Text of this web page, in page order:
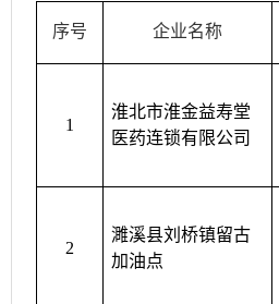
序号 企业名称
1
淮北市淮金益寿堂
医药连锁有限公司
2
濉溪县刘桥镇留古
加油点